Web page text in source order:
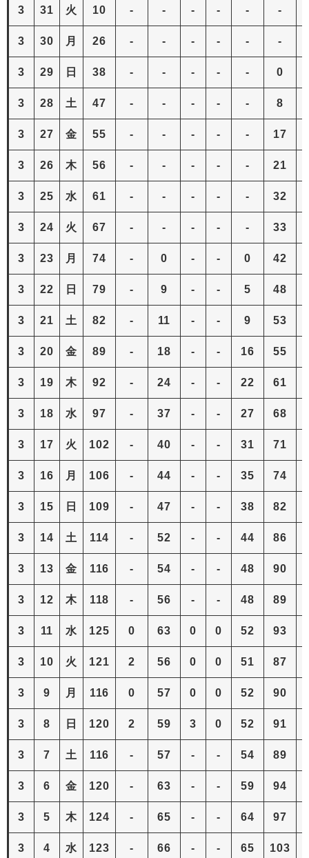
3 31 火 10 - - - - - -
3 30 月 26 - - - - - -
3 29 日 38 - - - - - 0
3 28 土 47 - - - - - 8
3 27 金 55 - - - - - 17
3 26 木 56 - - - - - 21
3 25 水 61 - - - - - 32
3 24 火 67 - - - - - 33
3 23 月 74 - 0 - - 0 42
3 22 日 79 - 9 - - 5 48
3 21 土 82 - 11 - - 9 53
3 20 金 89 - 18 - - 16 55
3 19 木 92 - 24 - - 22 61
3 18 水 97 - 37 - - 27 68
3 17 火 102 - 40 - - 31 71
3 16 月 106 - 44 - - 35 74
3 15 日 109 - 47 - - 38 82
3 14 土 114 - 52 - - 44 86
3 13 金 116 - 54 - - 48 90
3 12 木 118 - 56 - - 48 89
3 11 水 125 0 63 0 0 52 93
3 10 火 121 2 56 0 0 51 87
3 9 月 116 0 57 0 0 52 90
3 8 日 120 2 59 3 0 52 91
3 7 土 116 - 57 - - 54 89
3 6 金 120 - 63 - - 59 94
3 5 木 124 - 65 - - 64 97
3 4 水 123 - 66 - - 65 103